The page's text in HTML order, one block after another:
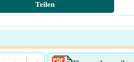
Teilen